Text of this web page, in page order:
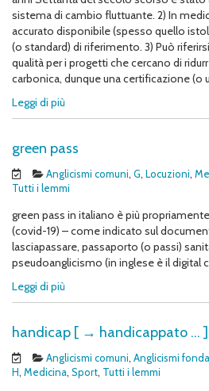
sistema di cambio fluttuante. 2) In
accurato disponibile (spesso quello
(o standard) di riferimento. 3) Può
qualità per i progetti che cercano di
carbonica, dunque una certificazione (o
Leggi di più
green pass
Anglicismi comuni, G, Locuzioni,
Tutti i lemmi
green pass in italiano è più
(covid-19) – come indicato sul
lasciapassare, passaporto (o passi)
pseudoanglicismo (in inglese è il digital
Leggi di più
handicap [ → handicappato … ]
Anglicismi comuni, Anglicismi
H, Medicina, Sport, Tutti i lemmi